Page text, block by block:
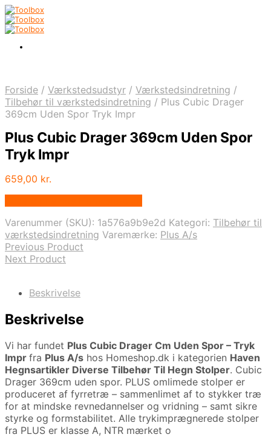
Forside / Værkstedsudstyr / Værkstedsindretning /
Tilbehør til værkstedsindretning / Plus Cubic Drager
369cm Uden Spor Tryk Impr
Plus Cubic Drager 369cm Uden Spor
Tryk Impr
659,00 kr.
Varenummer (SKU): 1a576a9b9e2d Kategori: Tilbehør til
værkstedsindretning Varemærke: Plus A/s
Previous Product
Next Product
Beskrivelse
Beskrivelse
Vi har fundet Plus Cubic Drager Cm Uden Spor – Tryk
Impr fra Plus A/s hos Homeshop.dk i kategorien Haven
Hegnsartikler Diverse Tilbehør Til Hegn Stolper. Cubic
Drager 369cm uden spor. PLUS omlimede stolper er
produceret af fyrretræ – sammenlimet af to stykker træ
for at mindske revnedannelser og vridning – samt sikre
styrke og formstabilitet. Alle trykimprægnerede stolper
fra PLUS er klasse A, NTR mærket o